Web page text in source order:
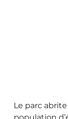
Le parc